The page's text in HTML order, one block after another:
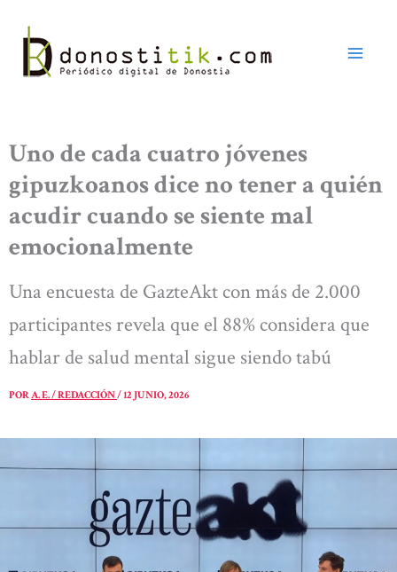
contenido
Uno de cada cuatro jóvenes
gipuzkoanos dice no tener a quién
acudir cuando se siente mal
emocionalmente
Una encuesta de GazteAkt con más de 2.000
participantes revela que el 88% considera que
hablar de salud mental sigue siendo tabú
PORA. E. / REDACCIÓN/12 JUNIO, 2026